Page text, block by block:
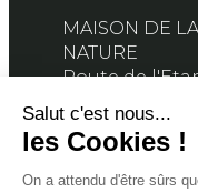
MAISON DE
NATURE
Route de
SUIVEZ-